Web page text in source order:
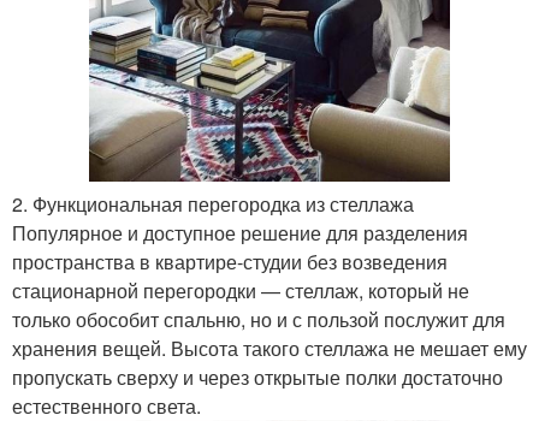
2. Функциональная перегородка из стеллажа
Популярное и доступное решение для разделения
пространства в квартире-студии без возведения
стационарной перегородки — стеллаж, который не
только обособит спальню, но и с пользой послужит для
хранения вещей. Высота такого стеллажа не мешает ему
пропускать сверху и через открытые полки достаточно
естественного света.